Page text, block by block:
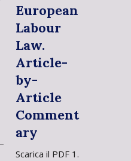
European
Labour
Law.
Article-
by-
Article
Comment
ary
Scarica il PDF 1.